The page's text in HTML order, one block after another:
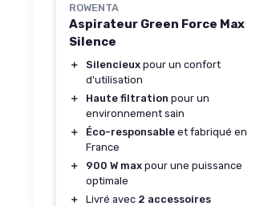
ROWENTA
Aspirateur Green Force Max
Silence
＋ Silencieux pour un confort
d'utilisation
＋
Haute filtration pour un
environnement sain
＋
Éco-responsable et fabriqué en
France
＋
900 W max pour une puissance
optimale
＋
Livré avec 2 accessoires